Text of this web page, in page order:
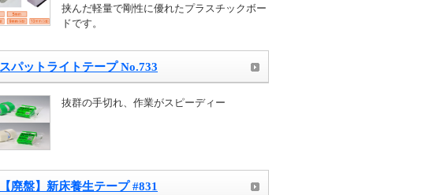
挟んだ軽量で剛性に優れたプラスチックボー
ドです。
スパットライトテープ No.733
抜群の手切れ、作業がスピーディー
【廃盤】新床養生テープ #831